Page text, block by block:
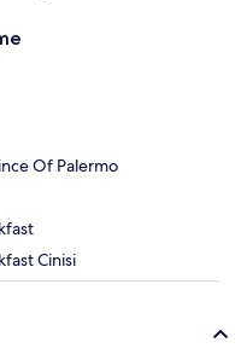
Of Palermo
Cinisi